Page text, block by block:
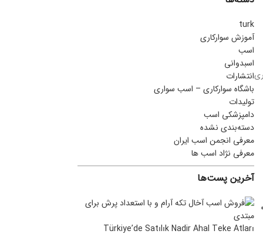
turk
آموزش سوارکاری
اسب
اسبدوانی
انتشارات
باشگاه سوارکاری – اسب سواری
تولیدات
دامپزشکی اسب
دسته‌بندی نشده
معرفی انجمن اسب ایران
معرفی نژاد اسب ها
آخرین پست‌ها
Türkiye’de Satılık Nadir Ahal Teke Atları